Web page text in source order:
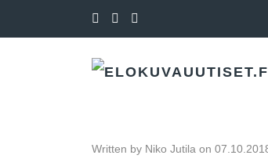
Written by Niko Jutila on